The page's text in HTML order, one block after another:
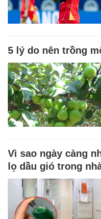
5 lý do nên trồng
Vì sao ngày càng
lọ dầu gió trong